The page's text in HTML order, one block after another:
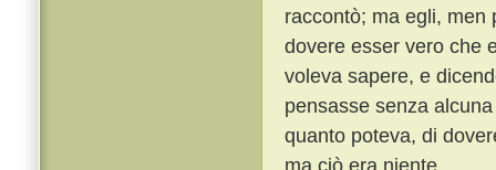
raccontò; ma egli, men
dovere esser vero che
voleva sapere, e
pensasse senza
quanto poteva, di
ma ciò era niente.